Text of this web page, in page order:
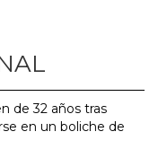
de 32 años tras
en un boliche de